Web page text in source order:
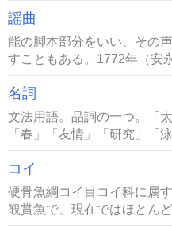
謡曲
能の脚本部分をいい、その
すこともある。1772年（安
名詞
文法用語。品詞の一つ。「
「春」「友情」「研究」「
コイ
硬骨魚綱コイ目コイ科に属
観賞魚で、現在ではほとん